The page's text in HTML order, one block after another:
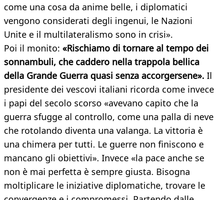
come una cosa da anime belle, i diplomatici
vengono considerati degli ingenui, le Nazioni
Unite e il multilateralismo sono in crisi».
Poi il monito: «Rischiamo di tornare al tempo dei
sonnambuli, che caddero nella trappola bellica
della Grande Guerra quasi senza accorgersene». Il
presidente dei vescovi italiani ricorda come invece
i papi del secolo scorso «avevano capito che la
guerra sfugge al controllo, come una palla di neve
che rotolando diventa una valanga. La vittoria è
una chimera per tutti. Le guerre non finiscono e
mancano gli obiettivi». Invece «la pace anche se
non è mai perfetta è sempre giusta. Bisogna
moltiplicare le iniziative diplomatiche, trovare le